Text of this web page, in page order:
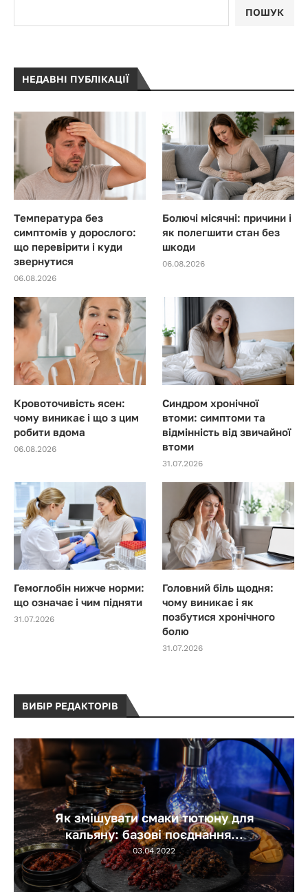
ПОШУК
НЕДАВНІ ПУБЛІКАЦІЇ
Температура без
симптомів у дорослого:
що перевірити і куди
звернутися
06.08.2026
Болючі місячні: причини і
як полегшити стан без
шкоди
06.08.2026
Кровоточивість ясен:
чому виникає і що з цим
робити вдома
06.08.2026
Синдром хронічної
втоми: симптоми та
відмінність від звичайної
втоми
31.07.2026
Гемоглобін нижче норми:
що означає і чим підняти
31.07.2026
Головний біль щодня:
чому виникає і як
позбутися хронічного
болю
31.07.2026
ВИБІР РЕДАКТОРІВ
Як змішувати смаки тютюну для
кальяну: базові поєднання...
03.04.2022